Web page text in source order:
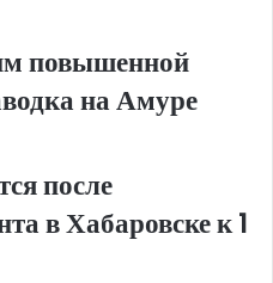
повышенной
на Амуре
после
в Хабаровске к 1